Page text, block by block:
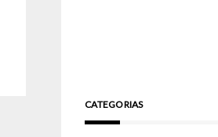
CATEGORIAS